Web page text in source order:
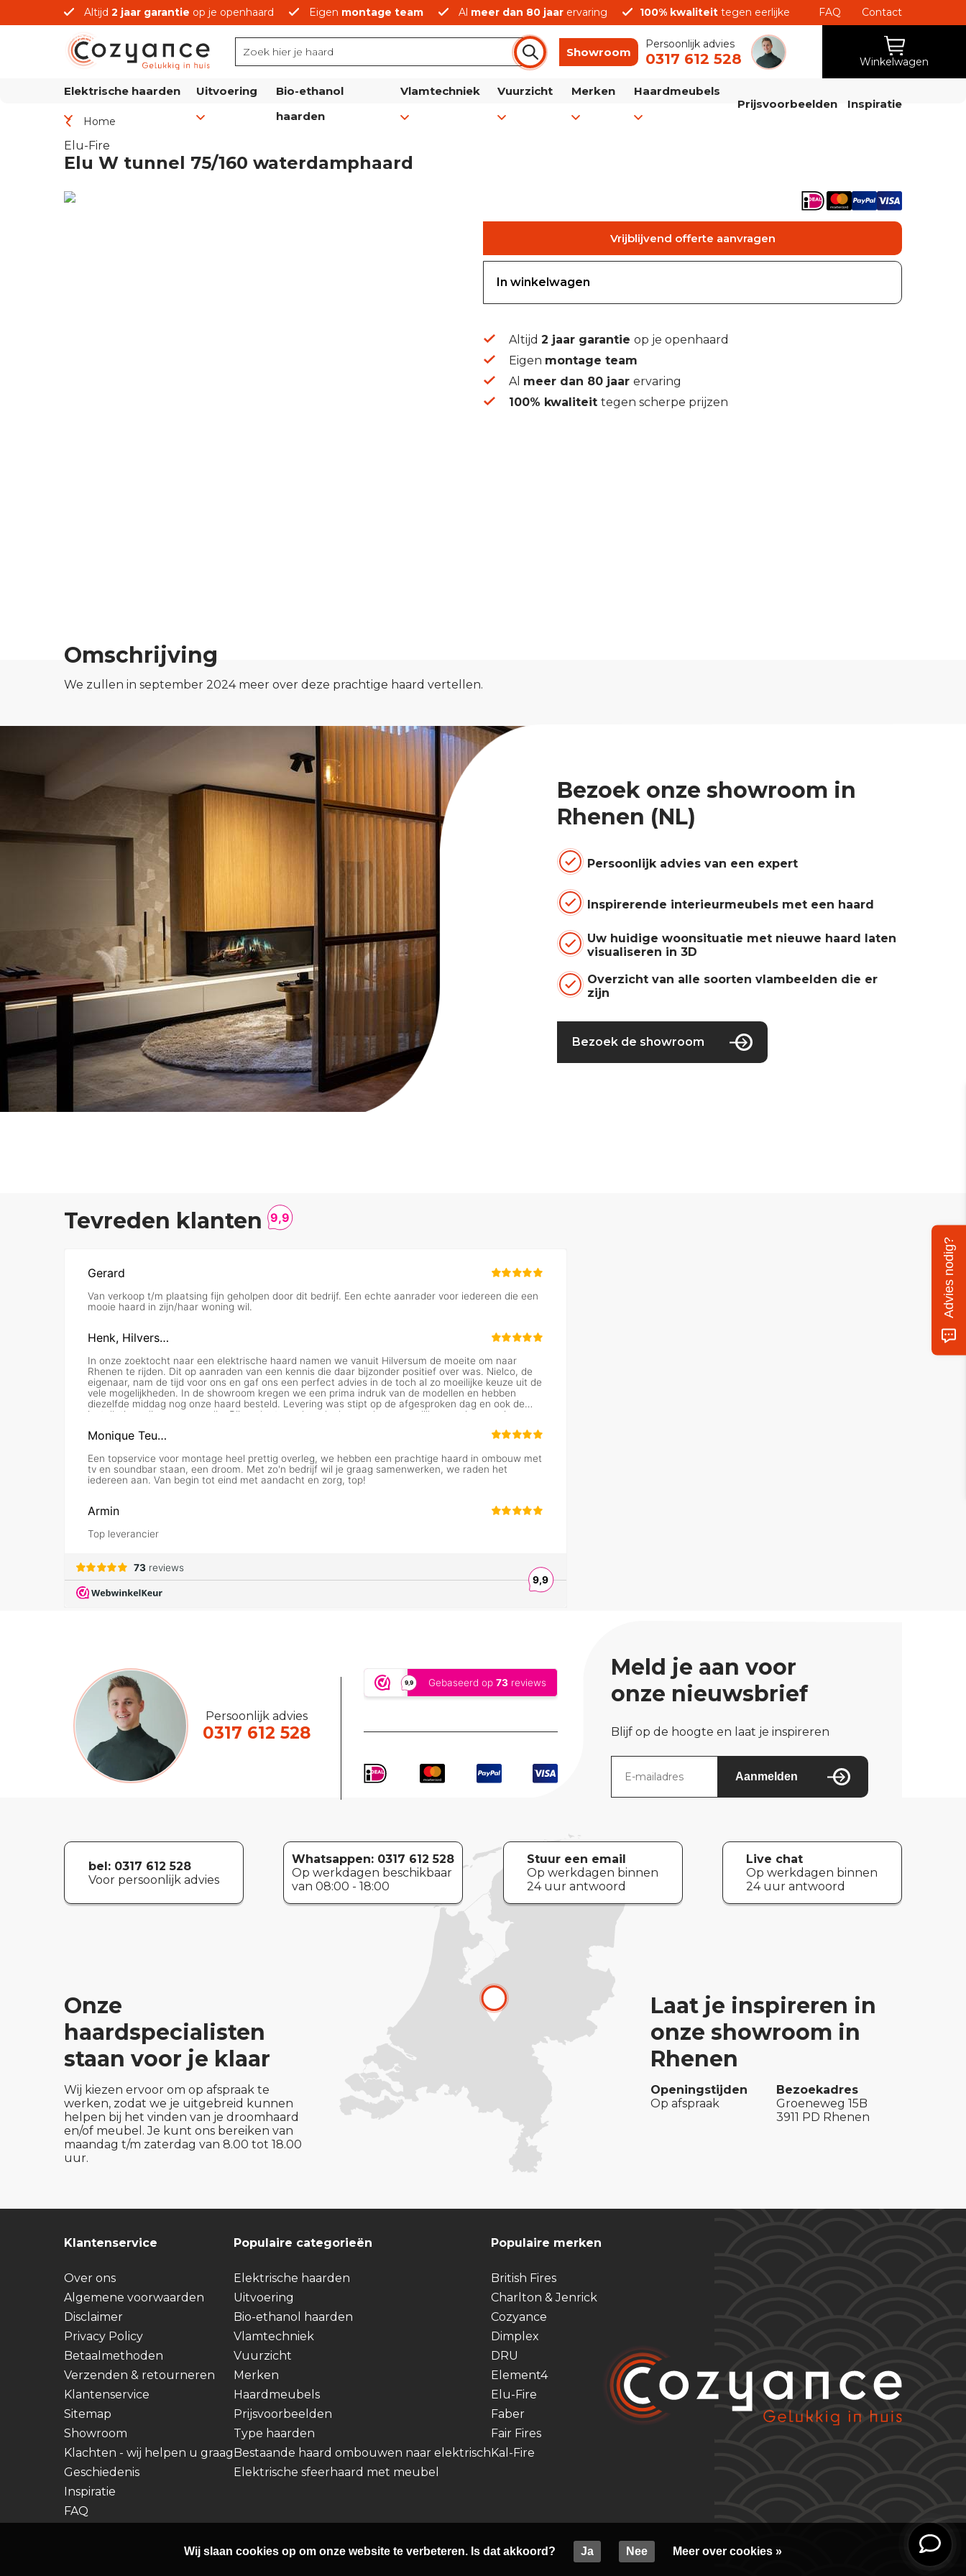
Altijd 2 jaar garantie op je openhaard Eigen montage team Al meer dan 80 jaar ervaring 100% kwaliteit tegen eerlijke
prijzen
FAQ Contact
Showroom
Persoonlijk advies
0317 612 528 Winkelwagen
Elektrische haarden Uitvoering
Bio-ethanol
haarden
Vlamtechniek Vuurzicht Merken
Haardmeubels
Prijsvoorbeelden
Inspiratie
Home
Elu-Fire
Elu W tunnel 75/160 waterdamphaard
Vrijblijvend offerte aanvragen
In winkelwagen
Altijd 2 jaar garantie op je openhaard
Eigen montage team
Al meer dan 80 jaar ervaring
100% kwaliteit tegen scherpe prijzen
Omschrijving
We zullen in september 2024 meer over deze prachtige haard vertellen.
Bezoek onze showroom in
Rhenen (NL)
Persoonlijk advies van een expert
Inspirerende interieurmeubels met een haard
Uw huidige woonsituatie met nieuwe haard laten
visualiseren in 3D
Overzicht van alle soorten vlambeelden die er
zijn
Bezoek de showroom
Tevreden klanten
Persoonlijk advies
0317 612 528
Meld je aan voor
onze nieuwsbrief
Blijf op de hoogte en laat je inspireren
Aanmelden
bel: 0317 612 528
Voor persoonlijk advies
Whatsappen: 0317 612 528
Op werkdagen beschikbaar
van 08:00 - 18:00
Stuur een email
Op werkdagen binnen
24 uur antwoord
Live chat
Op werkdagen binnen
24 uur antwoord
Onze
haardspecialisten
staan voor je klaar
Wij kiezen ervoor om op afspraak te
werken, zodat we je uitgebreid kunnen
helpen bij het vinden van je droomhaard
en/of meubel. Je kunt ons bereiken van
maandag t/m zaterdag van 8.00 tot 18.00
uur.
Laat je inspireren in
onze showroom in
Rhenen
Openingstijden
Op afspraak
Bezoekadres
Groeneweg 15B
3911 PD Rhenen
Klantenservice
Over ons
Algemene voorwaarden
Disclaimer
Privacy Policy
Betaalmethoden
Verzenden & retourneren
Klantenservice
Sitemap
Showroom
Klachten - wij helpen u graag
Geschiedenis
Inspiratie
FAQ
Populaire categorieën
Elektrische haarden
Uitvoering
Bio-ethanol haarden
Vlamtechniek
Vuurzicht
Merken
Haardmeubels
Prijsvoorbeelden
Type haarden
Bestaande haard ombouwen naar elektrisch
Elektrische sfeerhaard met meubel
Populaire merken
British Fires
Charlton & Jenrick
Cozyance
Dimplex
DRU
Element4
Elu-Fire
Faber
Fair Fires
Kal-Fire
Wij slaan cookies op om onze website te verbeteren. Is dat akkoord? Ja Nee Meer over cookies »
Advies nodig?